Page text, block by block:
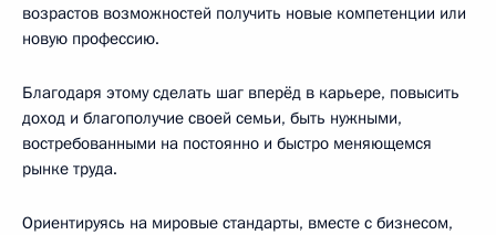
возрастов возможностей получить новые компетенции или
новую профессию.
Благодаря этому сделать шаг вперёд в карьере, повысить
доход и благополучие своей семьи, быть нужными,
востребованными на постоянно и быстро меняющемся
рынке труда.
Ориентируясь на мировые стандарты, вместе с бизнесом,